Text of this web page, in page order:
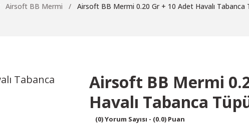
Airsoft BB Mermi Airsoft BB Mermi 0.20 Gr + 10 Adet Havalı Tabanca
Airsoft BB Mermi
Havalı Tabanca
(0) Yorum Sayısı - (0.0) Puan